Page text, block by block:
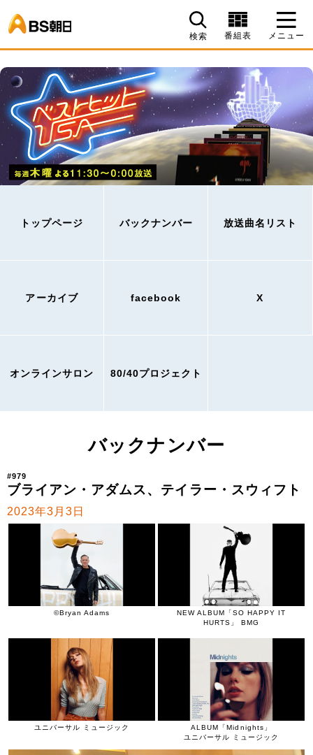
検索 番組表 メニュー
トップページ バックナンバー 放送曲名リスト
アーカイブ facebook X
オンラインサロン 80/40プロジェクト
バックナンバー
#979
ブライアン・アダムス、テイラー・スウィフト
2023年3月3日
©︎Bryan Adams
NEW ALBUM「SO HAPPY IT
HURTS」 BMG
ユニバーサル ミュージック
ALBUM「Midnights」
ユニバーサル ミュージック